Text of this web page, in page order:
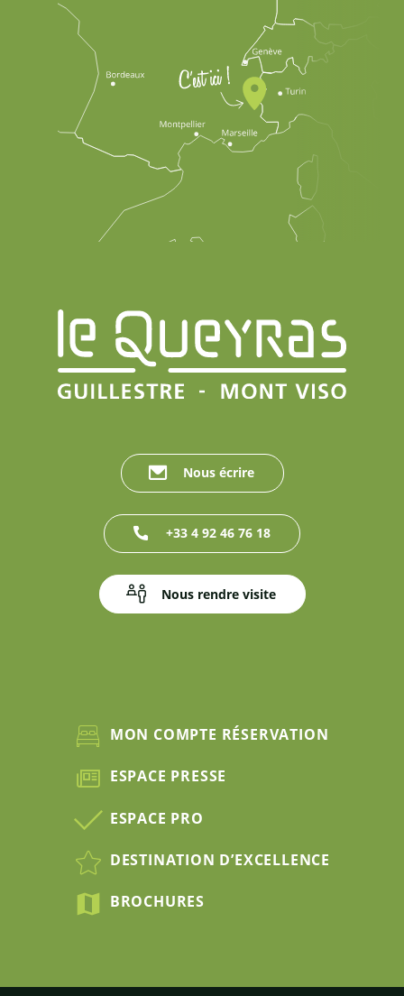
Nous écrire
+33 4 92 46 76 18
Nous rendre visite
MON COMPTE RÉSERVATION
ESPACE PRESSE
ESPACE PRO
DESTINATION D’EXCELLENCE
BROCHURES